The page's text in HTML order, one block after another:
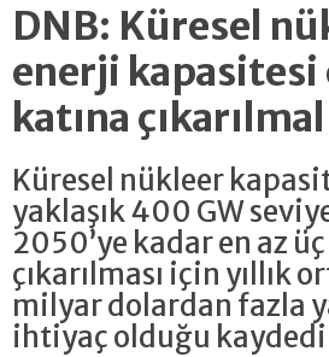
DNB: Küresel
enerji kapasitesi
katına
Küresel nükleer
yaklaşık 400 GW
2050’ye kadar en az
çıkarılması için yıllık
milyar dolardan fazla
ihtiyaç olduğu